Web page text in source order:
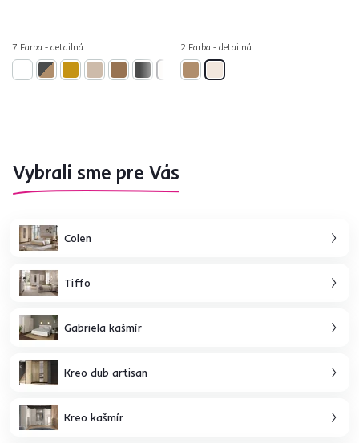
7 Farba - detailná 2 Farba - detailná
Vybrali sme pre Vás
Colen
Tiffo
Gabriela kašmír
Kreo dub artisan
Kreo kašmír